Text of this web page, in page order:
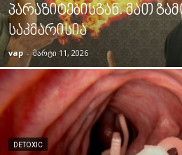
პარაზიტებისგან. მათ
საკმარისია
vap - მარტი 11, 2026
DETOXIC